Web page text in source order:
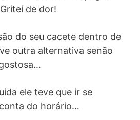
de dor!
do seu cacete dentro de
outra alternativa senão
ele teve que ir se
do horário…